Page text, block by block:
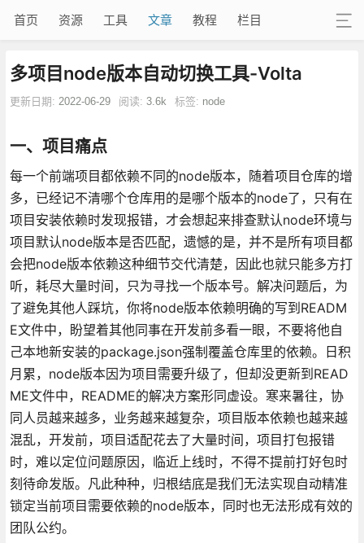
首页 资源 工具 文章 教程 栏目
多项目node版本自动切换工具-Volta
更新日期: 2022-06-29 阅读: 3.6k 标签: node
一、项目痛点
每一个前端项目都依赖不同的node版本，随着项目仓库的增
多，已经记不清哪个仓库用的是哪个版本的node了，只有在
项目安装依赖时发现报错，才会想起来排查默认node环境与
项目默认node版本是否匹配，遗憾的是，并不是所有项目都
会把node版本依赖这种细节交代清楚，因此也就只能多方打
听，耗尽大量时间，只为寻找一个版本号。解决问题后，为
了避免其他人踩坑，你将node版本依赖明确的写到READM
E文件中，盼望着其他同事在开发前多看一眼，不要将他自
己本地新安装的package.json强制覆盖仓库里的依赖。日积
月累，node版本因为项目需要升级了，但却没更新到READ
ME文件中，README的解决方案形同虚设。寒来暑往，协
同人员越来越多，业务越来越复杂，项目版本依赖也越来越
混乱，开发前，项目适配花去了大量时间，项目打包报错
时，难以定位问题原因，临近上线时，不得不提前打好包时
刻待命发版。凡此种种，归根结底是我们无法实现自动精准
锁定当前项目需要依赖的node版本，同时也无法形成有效的
团队公约。